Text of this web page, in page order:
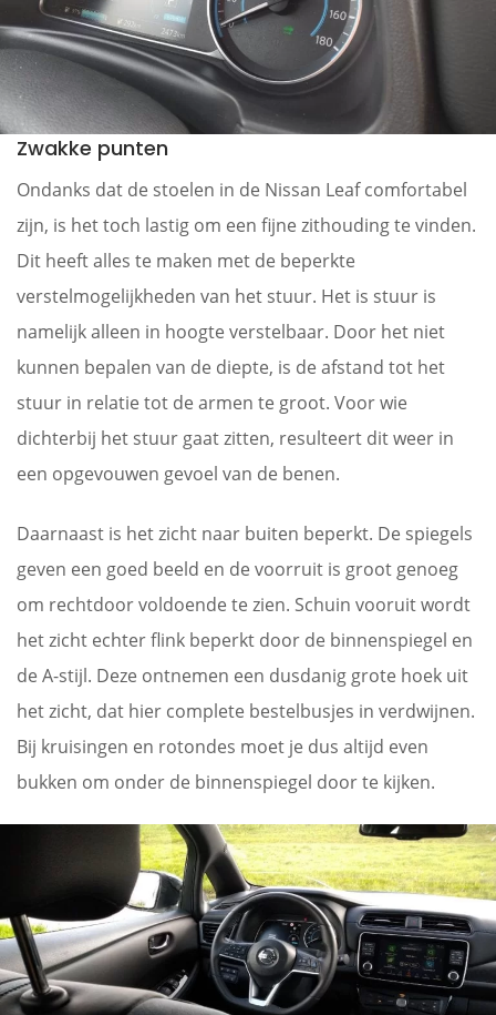
Zwakke punten
Ondanks dat de stoelen in de Nissan Leaf comfortabel
zijn, is het toch lastig om een fijne zithouding te vinden.
Dit heeft alles te maken met de beperkte
verstelmogelijkheden van het stuur. Het is stuur is
namelijk alleen in hoogte verstelbaar. Door het niet
kunnen bepalen van de diepte, is de afstand tot het
stuur in relatie tot de armen te groot. Voor wie
dichterbij het stuur gaat zitten, resulteert dit weer in
een opgevouwen gevoel van de benen.
Daarnaast is het zicht naar buiten beperkt. De spiegels
geven een goed beeld en de voorruit is groot genoeg
om rechtdoor voldoende te zien. Schuin vooruit wordt
het zicht echter flink beperkt door de binnenspiegel en
de A-stijl. Deze ontnemen een dusdanig grote hoek uit
het zicht, dat hier complete bestelbusjes in verdwijnen.
Bij kruisingen en rotondes moet je dus altijd even
bukken om onder de binnenspiegel door te kijken.